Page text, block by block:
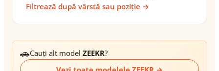
Filtrează după vârstă sau poziție →
🚗Cauți alt model ZEEKR?